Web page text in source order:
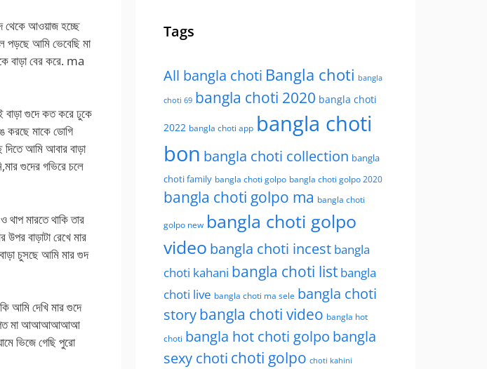
আওয়াজ হচ্ছে
আমি ভেবেছি মা
বাড়া বের করে. ma
বাড়া গুদে কত করে ঢুকে
মাকে ডোগি
দিতে আমি আবার বাড়া
গুদের গভিরে চলে
মারতে থাকি তার
বাড়াটা রেখে মার
চুসছে আমি মার গুদ
আমি দেখি মার গুদে
মা আআআআআআ
ভিজে গেছি পুরো
Tags
All bangla choti Bangla choti bangla
choti 69 bangla choti 2020 bangla choti
2022 bangla choti app bangla choti
bon bangla choti collection bangla
choti family bangla choti golpo bangla choti golpo 2020
bangla choti golpo ma bangla choti
golpo new bangla choti golpo
video bangla choti incest bangla
choti kahani bangla choti list bangla
choti live bangla choti ma sele bangla choti
storybangla choti video bangla hot
choti bangla hot choti golpo bangla
sexy choti choti golpo choti kahini